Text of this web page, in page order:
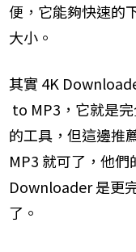
便，它能夠快速的
大小。
其實 4K
to MP3，它就是
的工具，但這邊推
MP3 就可了，他
Downloader 是更
了。